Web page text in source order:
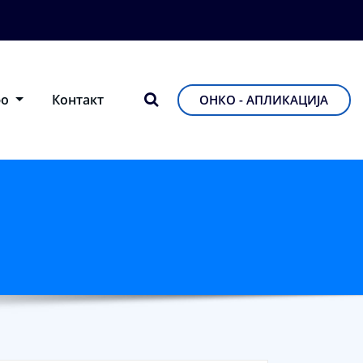
Контакт ОНКО - АПЛИКАЦИЈА